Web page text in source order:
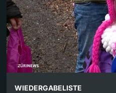
WIEDERGABELISTE